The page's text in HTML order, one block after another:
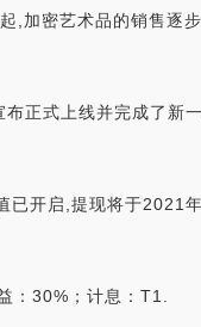
,加密艺术品的销售逐步
正式上线并完成了新一
开启,提现将于2021
：30%；计息：T1.